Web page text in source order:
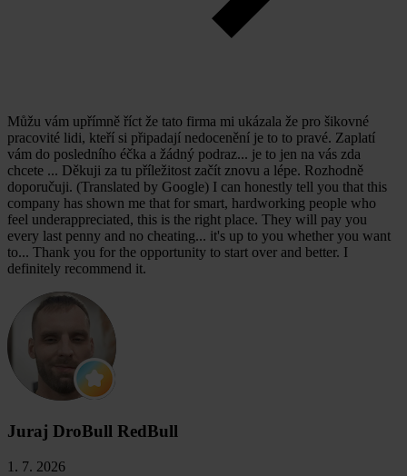
Můžu vám upřímně říct že tato firma mi ukázala že pro šikovné
pracovité lidi, kteří si připadají nedocenění je to to pravé. Zaplatí
vám do posledního éčka a žádný podraz... je to jen na vás zda
chcete ... Děkuji za tu příležitost začít znovu a lépe. Rozhodně
doporučuji. (Translated by Google) I can honestly tell you that this
company has shown me that for smart, hardworking people who
feel underappreciated, this is the right place. They will pay you
every last penny and no cheating... it's up to you whether you want
to... Thank you for the opportunity to start over and better. I
definitely recommend it.
Juraj DroBull RedBull
1. 7. 2026